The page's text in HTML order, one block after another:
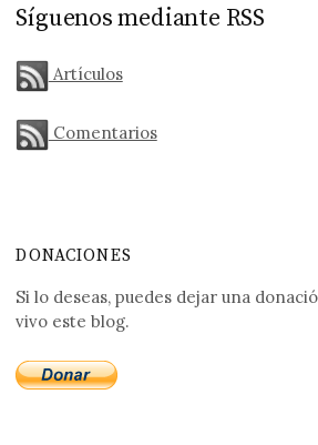
Síguenos mediante RSS
Artículos
Comentarios
DONACIONES
Si lo deseas, puedes dejar una
vivo este blog.